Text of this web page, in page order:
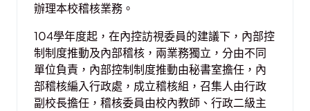
辦理本校稽核業務。
104學年度起，在內控訪視委員的建議下，內部控
制制度推動及內部稽核，兩業務獨立，分由不同
單位負責，內部控制制度推動由秘書室擔任，內
部稽核編入行政處，成立稽核組，召集人由行政
副校長擔任，稽核委員由校內教師、行政二級主